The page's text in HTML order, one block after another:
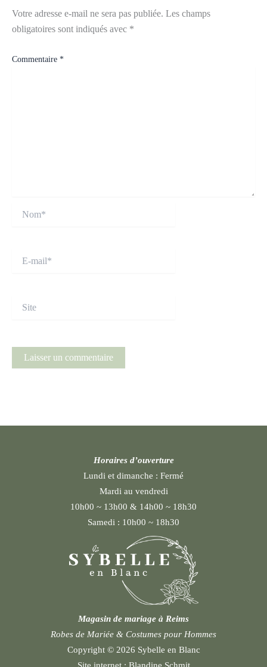
Votre adresse e-mail ne sera pas publiée. Les champs
obligatoires sont indiqués avec *
Commentaire *
mail*
Horaires d’ouverture
Lundi et dimanche : Fermé
Mardi au vendredi
10h00 ~ 13h00 & 14h00 ~ 18h30
Samedi : 10h00 ~ 18h30
Magasin de mariage à Reims
Robes de Mariée & Costumes pour Hommes
Copyright © 2026 Sybelle en Blanc